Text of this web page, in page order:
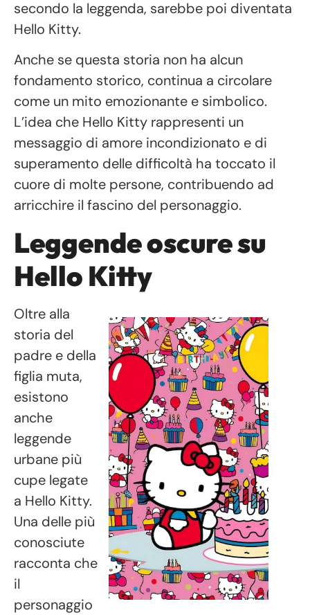
secondo la leggenda, sarebbe poi diventata
Hello Kitty.
Anche se questa storia non ha alcun
fondamento storico, continua a circolare
come un mito emozionante e simbolico.
L’idea che Hello Kitty rappresenti un
messaggio di amore incondizionato e di
superamento delle difficoltà ha toccato il
cuore di molte persone, contribuendo ad
arricchire il fascino del personaggio.
Leggende oscure su
Hello Kitty
Oltre alla
storia del
padre e della
figlia muta,
esistono
anche
leggende
urbane più
cupe legate
a Hello Kitty.
Una delle più
conosciute
racconta che
il
personaggio